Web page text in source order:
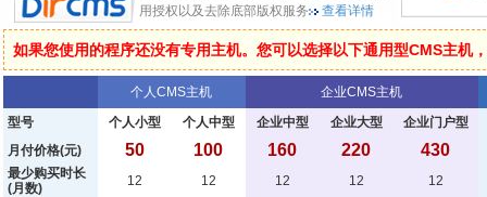
用授权以及去除底部版权服务
查看详情
如果您使用的程序还没有专用主机。您可以选择以下通用型CMS主机
个人CMS主机
企业CMS主机
型号
个人小型 个人中型 企业中型 企业大型
企业门户型
月付价格(元)
50 100 160 220 430
最少购买时长
(月数)
12 12 12 12 12